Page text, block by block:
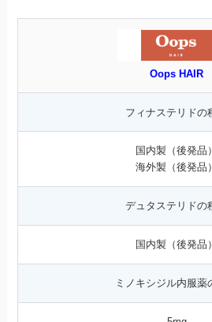
Oops HAIR
フィナステリドの
国内製（後発品）
海外製（後発品）
デュタステリドの
国内製（後発品）
ミノキシジル内服薬